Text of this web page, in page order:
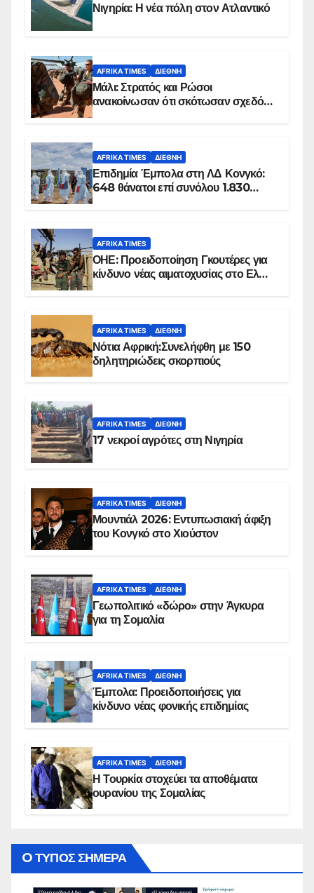
Νιγηρία: Η νέα πόλη στον Ατλαντικό
AFRIKA TIMES ΔΙΕΘΝΉ
Μάλι: Στρατός και Ρώσοι
ανακοίνωσαν ότι σκότωσαν σχεδόν
AFRIKA TIMES ΔΙΕΘΝΉ
Επιδημία Έμπολα στη ΛΔ Κονγκό:
648 θάνατοι επί συνόλου 1.830
AFRIKA TIMES
ΟΗΕ: Προειδοποίηση Γκουτέρες για
κίνδυνο νέας αιματοχυσίας στο Ελ
AFRIKA TIMES ΔΙΕΘΝΉ
Νότια Αφρική:Συνελήφθη με 150
δηλητηριώδεις σκορπιούς
AFRIKA TIMES ΔΙΕΘΝΉ
17 νεκροί αγρότες στη Νιγηρία
AFRIKA TIMES ΔΙΕΘΝΉ
Μουντιάλ 2026: Εντυπωσιακή άφιξη
του Κονγκό στο Χιούστον
AFRIKA TIMES ΔΙΕΘΝΉ
Γεωπολιτικό «δώρο» στην Άγκυρα
για τη Σομαλία
AFRIKA TIMES ΔΙΕΘΝΉ
Έμπολα: Προειδοποιήσεις για
κίνδυνο νέας φονικής επιδημίας
AFRIKA TIMES ΔΙΕΘΝΉ
Η Τουρκία στοχεύει τα αποθέματα
ουρανίου της Σομαλίας
O ΤΥΠΟΣ ΣΗΜΕΡΑ